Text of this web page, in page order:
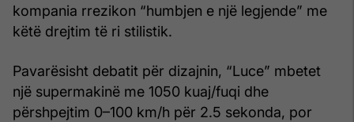
kompania rrezikon “humbjen e një legjende” me
këtë drejtim të ri stilistik.
Pavarësisht debatit për dizajnin, “Luce” mbetet
një supermakinë me 1050 kuaj/fuqi dhe
përshpejtim 0–100 km/h për 2.5 sekonda, por